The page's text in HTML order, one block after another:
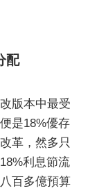
配
版本中最受
是18%優存
革，然多只
利息節流
百多億預算